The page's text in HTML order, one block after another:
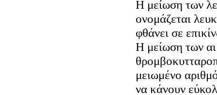
Η μείωση των
ονομάζεται
φθάνει σε
Η μείωση των
μειωμένο
να κάνουν